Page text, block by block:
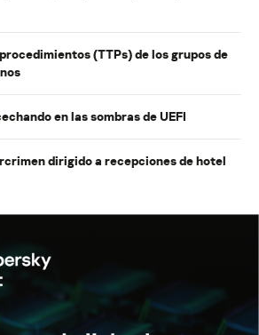
(TTPs) de los grupos de
en las sombras de UEFI
dirigido a recepciones de hotel